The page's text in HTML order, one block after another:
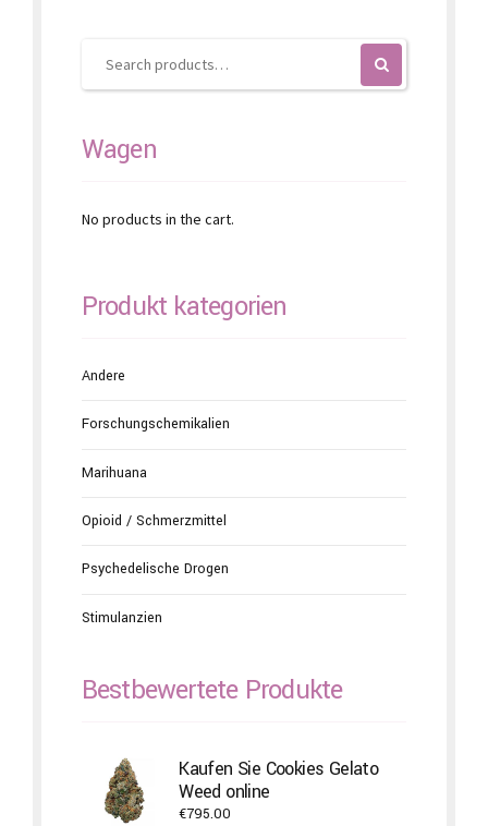
Wagen
No products in the cart.
Produkt kategorien
Andere
Forschungschemikalien
Marihuana
Opioid / Schmerzmittel
Psychedelische Drogen
Stimulanzien
Bestbewertete Produkte
Kaufen Sie Cookies Gelato
Weed online
€795.00